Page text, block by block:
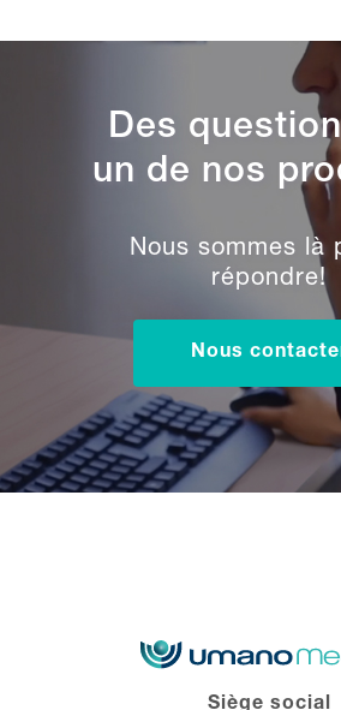
Des
un de nos
Nous sommes là
répondre!
Nous
Siège social